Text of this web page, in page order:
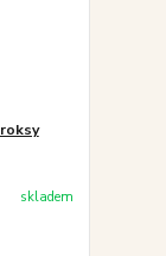
skladem